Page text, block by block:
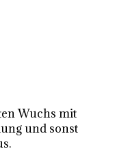
Wuchs mit
und sonst